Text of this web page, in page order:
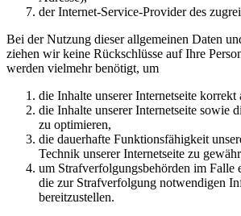
der Internet-Service-Provider des
Bei der Nutzung dieser allgemeinen Daten
ziehen wir keine Rückschlüsse auf Ihre
werden vielmehr benötigt, um
die Inhalte unserer Internetseite korrekt
die Inhalte unserer Internetseite sowie
zu optimieren,
die dauerhafte Funktionsfähigkeit
Technik unserer Internetseite zu
um Strafverfolgungsbehörden im Falle
die zur Strafverfolgung notwendigen
bereitzustellen.